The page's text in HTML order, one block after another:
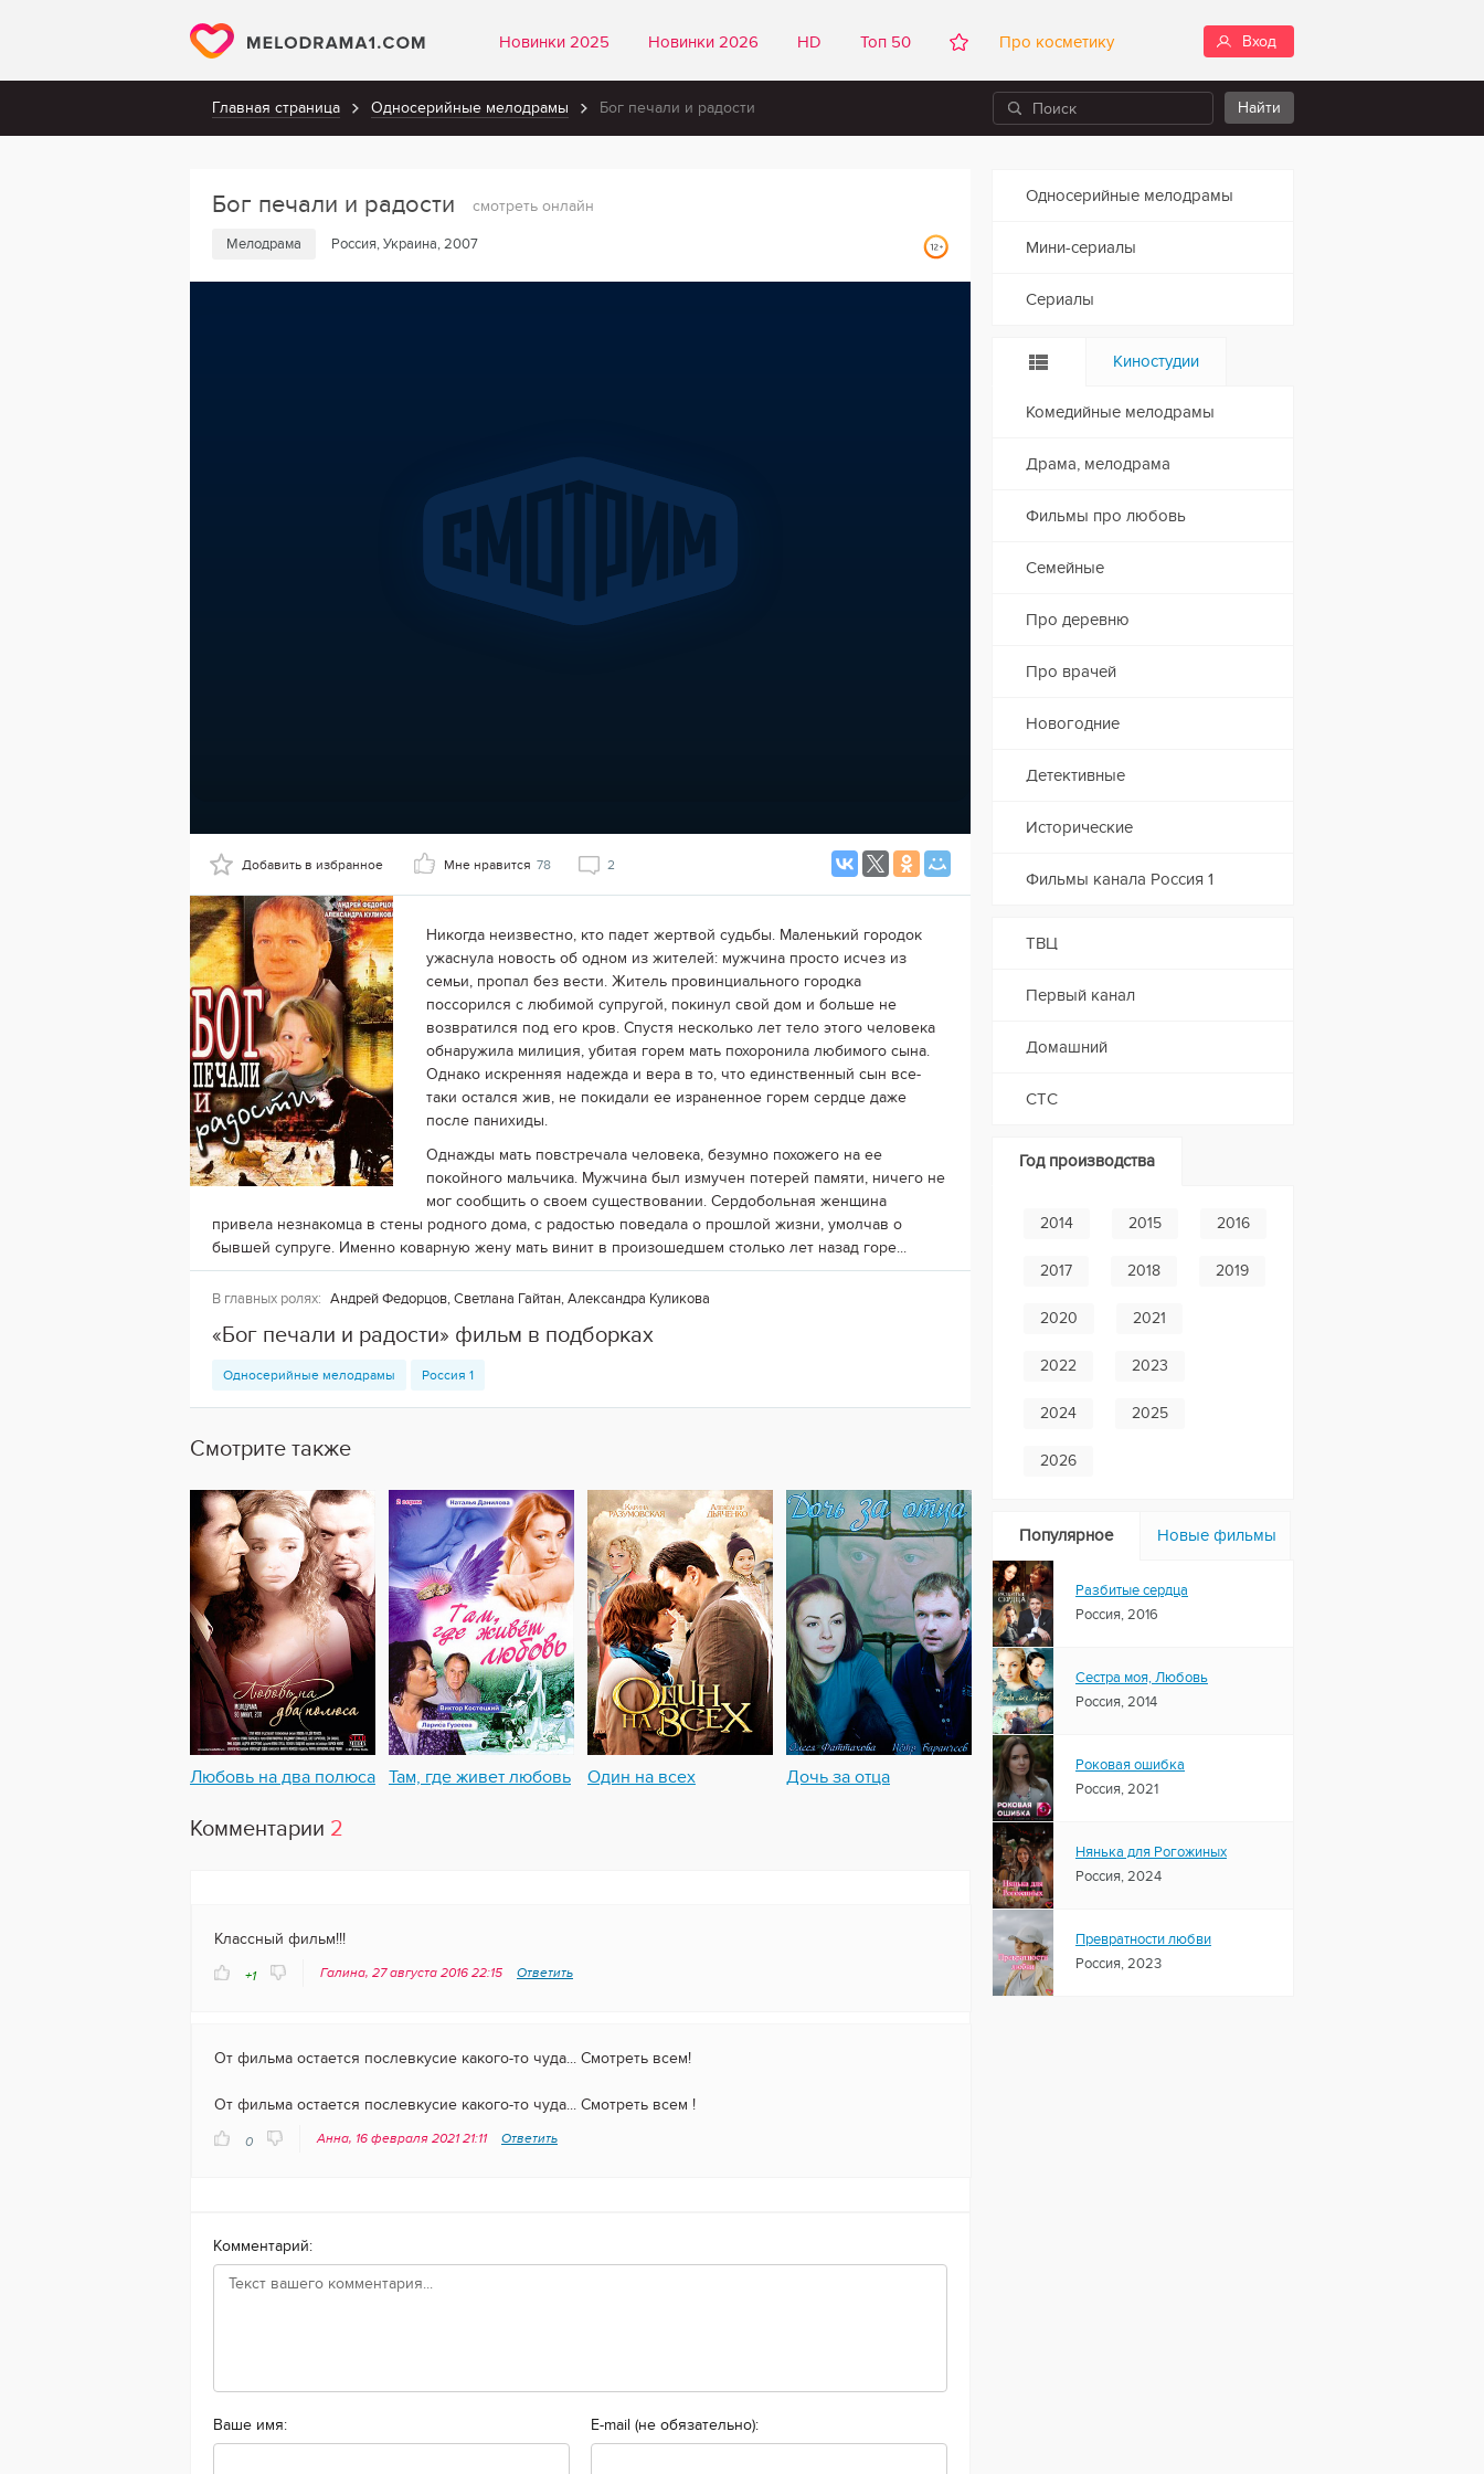
Новинки 2025 Новинки 2026 HD Топ 50 Про косметику Вход
Главная страница Односерийные мелодрамы Бог печали и радости
Бог печали и радости смотреть онлайн
Мелодрама Россия, Украина, 2007
Добавить в избранное Мне нравится 78 2
Никогда неизвестно, кто падет жертвой судьбы. Маленький городок
ужаснула новость об одном из жителей: мужчина просто исчез из
семьи, пропал без вести. Житель провинциального городка
поссорился с любимой супругой, покинул свой дом и больше не
возвратился под его кров. Спустя несколько лет тело этого человека
обнаружила милиция, убитая горем мать похоронила любимого сына.
Однако искренняя надежда и вера в то, что единственный сын все-
таки остался жив, не покидали ее израненное горем сердце даже
после панихиды.
Однажды мать повстречала человека, безумно похожего на ее
покойного мальчика. Мужчина был измучен потерей памяти, ничего не
мог сообщить о своем существовании. Сердобольная женщина
привела незнакомца в стены родного дома, с радостью поведала о прошлой жизни, умолчав о
бывшей супруге. Именно коварную жену мать винит в произошедшем столько лет назад горе...
В главных ролях: Андрей Федорцов, Светлана Гайтан, Александра Куликова
«Бог печали и радости» фильм в подборках
Односерийные мелодрамы Россия 1
Смотрите также
Любовь на два полюса Там, где живет любовь Один на всех Дочь за отца
Комментарии 2
Классный фильм!!!
+1 Галина, 27 августа 2016 22:15 Ответить
От фильма остается послевкусие какого-то чуда... Смотреть всем!
От фильма остается послевкусие какого-то чуда... Смотреть всем !
0 Анна, 16 февраля 2021 21:11 Ответить
Комментарий:
Ваше имя: E-mail (не обязательно):
Односерийные мелодрамы
Мини-сериалы
Сериалы
Киностудии
Комедийные мелодрамы
Драма, мелодрама
Фильмы про любовь
Семейные
Про деревню
Про врачей
Новогодние
Детективные
Исторические
Фильмы канала Россия 1
ТВЦ
Первый канал
Домашний
СТС
Год производства
2014 2015 2016
2017 2018 2019
2020 2021
2022 2023
2024 2025
2026
Популярное Новые фильмы
Разбитые сердца
Россия, 2016
Сестра моя, Любовь
Россия, 2014
Роковая ошибка
Россия, 2021
Нянька для Рогожиных
Россия, 2024
Превратности любви
Россия, 2023